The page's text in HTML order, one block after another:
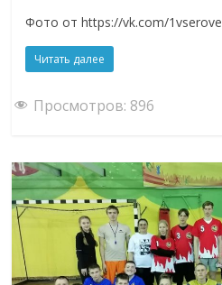
Фото от https://vk.com/1vserove
Читать далее
Просмотров: 896